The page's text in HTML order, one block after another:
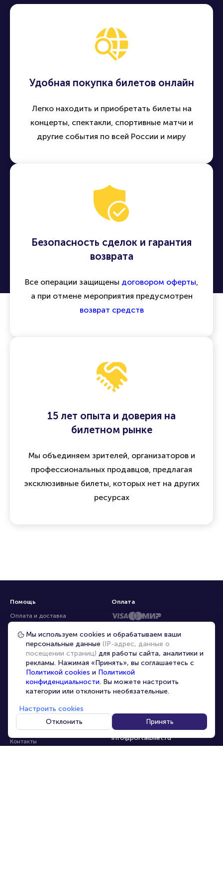
Удобная покупка билетов онлайн
Легко находить и приобретать билеты на
концерты, спектакли, спортивные матчи и
другие события по всей России и миру
Безопасность сделок и гарантия
возврата
Все операции защищены договором оферты,
а при отмене мероприятия предусмотрен
возврат средств
15 лет опыта и доверия на
билетном рынке
Мы объединяем зрителей, организаторов и
профессиональных продавцов, предлагая
эксклюзивные билеты, которых нет на других
ресурсах
Помощь
Оплата и доставка
Частые вопросы
Перепродажа билетов
Организаторам
Корпоративным клиентам
VIP-билеты
Персональные данные
О компании
Контакты
8-800-500-42-62
8-499-226-15-14
info@portalbilet.ru
С 10:00 до 21:00,
Оплата
Мы используем cookies и обрабатываем ваши
персональные данные (IP-адрес, данные о
посещении страниц) для работы сайта, аналитики и
рекламы. Нажимая «Принять», вы соглашаетесь с
Политикой cookies и Политикой
конфиденциальности. Вы можете настроить
категории или отклонить необязательные.
Настроить cookies
Отклонить
Принять